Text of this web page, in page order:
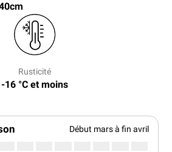
Rusticité
-16 °C et moins
Début mars à fin avril